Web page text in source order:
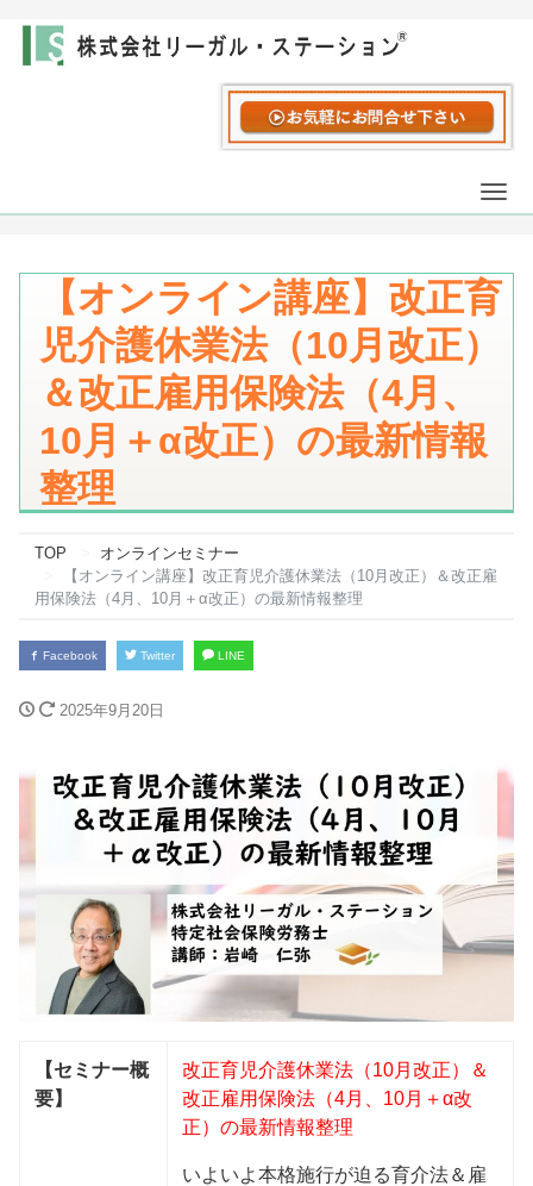
【オンライン講座】改正育
児介護休業法（10月改正）
＆改正雇用保険法（4月、
10月＋α改正）の最新情報
整理
TOP
オンラインセミナー
【オンライン講座】改正育児介護休業法（10月改正）＆改正雇
用保険法（4月、10月＋α改正）の最新情報整理
Facebook Twitter LINE
2025年9月20日
【セミナー概
要】
改正育児介護休業法（10月改正）＆
改正雇用保険法（4月、10月＋α改
正）の最新情報整理
いよいよ本格施行が迫る育介法＆雇